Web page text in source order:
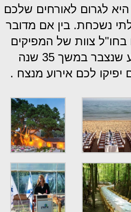
לגרום לאורחים שלכם
נשכחת. בין אם מדובר
בחו"ל צוות של המפיקים
בעלי ניסיון וידע שנצבר במשך 35 שנה
יפיקו לכם אירוע מנצח .